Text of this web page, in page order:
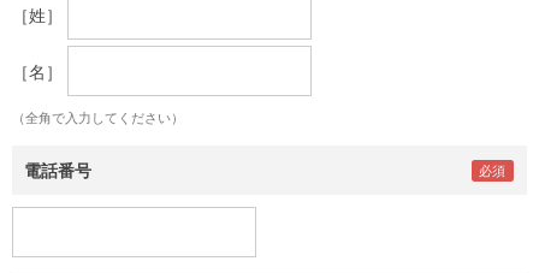
［姓］
［名］
（全角で入力してください）
電話番号